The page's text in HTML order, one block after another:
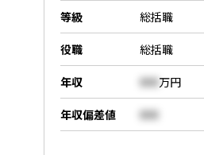
等級 総括職
役職 総括職
年収 000 万円
年収偏差値 000